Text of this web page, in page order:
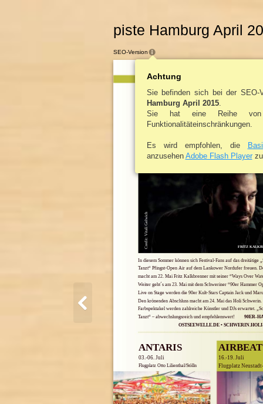
piste Hamburg April
KULTUR
SCHWERIN
22.-25. Mai, Lankower Nordufer, Schwerin
In diesem Sommer können sich Festival-Fans auf das dreitätige
Tanzt“ Pfingst-Open Air auf dem Lankower Nordufer freuen.
macht am 22. Mai Fritz Kalkbrenner mit seiner “Ways Over
Weiter geht´s am 23. Mai mit dem Schweriner “90er Hammer
Live on Stage werden die 90er Kult-Stars Captain Jack und
Den krönenden Abschluss macht am 24. Mai das Holi Schwerin.
Farbspektakel werden zahlreiche Künstler und DJs erwartet.
Tanzt“ – abwechslungsreich und empfehlenswert!
90ER-
OSTSEEWELLE.DE •
ANTARIS
03.-06. Juli
Flugplatz Otto Lilienthal/Stölln
16.-19. Juli
Flugplatz
FRITZ
Credit: Vitali Gelwich
SEO-Version
Achtung
Sie befinden sich bei der
Hamburg April 2015.
Sie hat eine Reihe von
Funktionalitäteinschränkungen.
Es wird empfohlen, die
anzusehen Adobe Flash Playerzu